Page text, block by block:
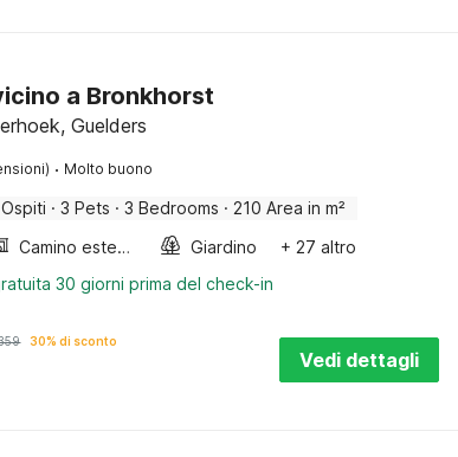
a Bronkhorst
Guelders
· Molto buono
· 3 Pets · 3 Bedrooms · 210 Area in m²
Camino esterno Giardino
+ 27 altro
30 giorni prima del check-in
30% di sconto
Vedi dettagli